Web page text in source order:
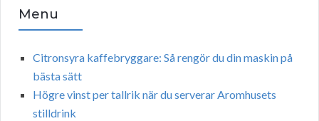
Menu
Citronsyra kaffebryggare: Så rengör du din maskin på
bästa sätt
Högre vinst per tallrik när du serverar Aromhusets
stilldrink